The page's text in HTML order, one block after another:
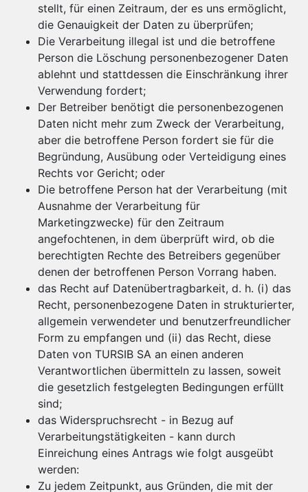
stellt, für einen Zeitraum, der es uns ermöglicht,
die Genauigkeit der Daten zu überprüfen;
Die Verarbeitung illegal ist und die betroffene
Person die Löschung personenbezogener Daten
ablehnt und stattdessen die Einschränkung ihrer
Verwendung fordert;
Der Betreiber benötigt die personenbezogenen
Daten nicht mehr zum Zweck der Verarbeitung,
aber die betroffene Person fordert sie für die
Begründung, Ausübung oder Verteidigung eines
Rechts vor Gericht; oder
Die betroffene Person hat der Verarbeitung (mit
Ausnahme der Verarbeitung für
Marketingzwecke) für den Zeitraum
angefochtenen, in dem überprüft wird, ob die
berechtigten Rechte des Betreibers gegenüber
denen der betroffenen Person Vorrang haben.
das Recht auf Datenübertragbarkeit, d. h. (i) das
Recht, personenbezogene Daten in strukturierter,
allgemein verwendeter und benutzerfreundlicher
Form zu empfangen und (ii) das Recht, diese
Daten von TURSIB SA an einen anderen
Verantwortlichen übermitteln zu lassen, soweit
die gesetzlich festgelegten Bedingungen erfüllt
sind;
das Widerspruchsrecht - in Bezug auf
Verarbeitungstätigkeiten - kann durch
Einreichung eines Antrags wie folgt ausgeübt
werden:
Zu jedem Zeitpunkt, aus Gründen, die mit der